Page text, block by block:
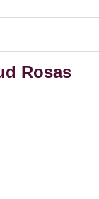
Rosas